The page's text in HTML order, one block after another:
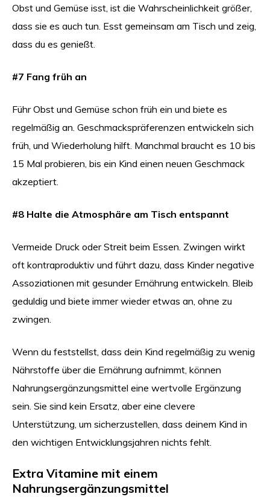
Obst und Gemüse isst, ist die Wahrscheinlichkeit größer,
dass sie es auch tun. Esst gemeinsam am Tisch und zeig,
dass du es genießt.
#7 Fang früh an
Führ Obst und Gemüse schon früh ein und biete es
regelmäßig an. Geschmackspräferenzen entwickeln sich
früh, und Wiederholung hilft. Manchmal braucht es 10 bis
15 Mal probieren, bis ein Kind einen neuen Geschmack
akzeptiert.
#8 Halte die Atmosphäre am Tisch entspannt
Vermeide Druck oder Streit beim Essen. Zwingen wirkt
oft kontraproduktiv und führt dazu, dass Kinder negative
Assoziationen mit gesunder Ernährung entwickeln. Bleib
geduldig und biete immer wieder etwas an, ohne zu
zwingen.
Wenn du feststellst, dass dein Kind regelmäßig zu wenig
Nährstoffe über die Ernährung aufnimmt, können
Nahrungsergänzungsmittel eine wertvolle Ergänzung
sein. Sie sind kein Ersatz, aber eine clevere
Unterstützung, um sicherzustellen, dass deinem Kind in
den wichtigen Entwicklungsjahren nichts fehlt.
Extra Vitamine mit einem
Nahrungsergänzungsmittel